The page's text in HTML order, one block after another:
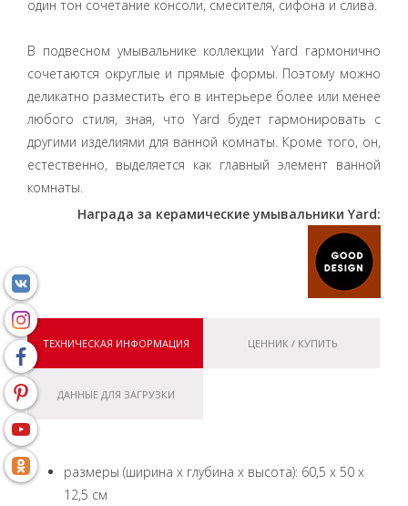
один тон сочетание консоли, смесителя, сифона и слива.
В подвесном умывальнике коллекции Yard гармонично
сочетаются округлые и прямые формы. Поэтому можно
деликатно разместить его в интерьере более или менее
любого стиля, зная, что Yard будет гармонировать с
другими изделиями для ванной комнаты. Кроме того, он,
естественно, выделяется как главный элемент ванной
комнаты.
Награда за керамические умывальники Yard:
ТЕХНИЧЕСКАЯ ИНФОРМАЦИЯ ЦЕННИК / КУПИТЬ
ДАННЫЕ ДЛЯ ЗАГРУЗКИ
размеры (ширина x глубина x высота): 60,5 x 50 x
12,5 см